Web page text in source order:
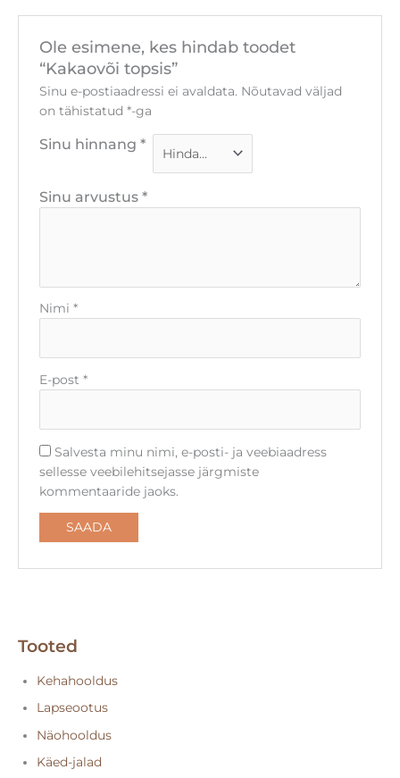
Tooted
Kehahooldus
Lapseootus
Näohooldus
Käed-jalad
Ole esimene, kes hindab toodet
“Kakaovõi topsis”
Sinu e-postiaadressi ei avaldata. Nõutavad väljad
on tähistatud *-ga
Sinu hinnang *
Sinu arvustus *
Nimi *
E-post *
Salvesta minu nimi, e-posti- ja veebiaadress
sellesse veebilehitsejasse järgmiste
kommentaaride jaoks.